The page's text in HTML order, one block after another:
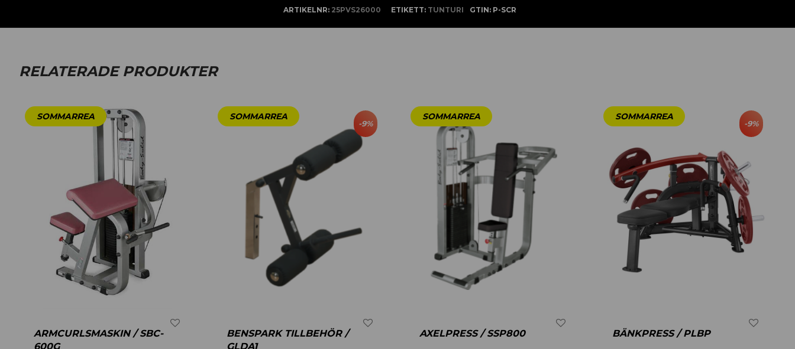
ARTIKELNR: 25PVS26000 ETIKETT: TUNTURI GTIN: P-SCR
RELATERADE PRODUKTER
ARMCURLSMASKIN / SBC-
600G
-9%
BENSPARK TILLBEHÖR /
GLDA1
AXELPRESS / SSP800
-9%
BÄNKPRESS / PLBP